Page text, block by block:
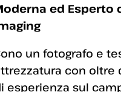
ed Esperto
un fotografo e
con oltre
esperienza sul